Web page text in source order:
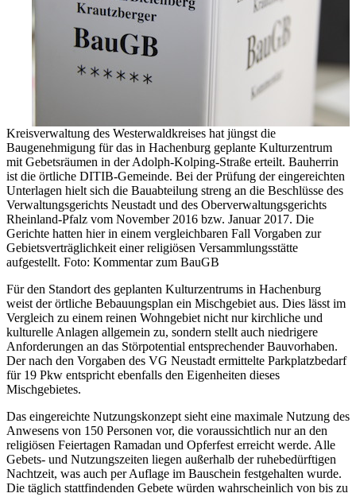
Kreisverwaltung des Westerwaldkreises hat jüngst die
Baugenehmigung für das in Hachenburg geplante Kulturzentrum
mit Gebetsräumen in der Adolph-Kolping-Straße erteilt. Bauherrin
ist die örtliche DITIB-Gemeinde. Bei der Prüfung der eingereichten
Unterlagen hielt sich die Bauabteilung streng an die Beschlüsse des
Verwaltungsgerichts Neustadt und des Oberverwaltungsgerichts
Rheinland-Pfalz vom November 2016 bzw. Januar 2017. Die
Gerichte hatten hier in einem vergleichbaren Fall Vorgaben zur
Gebietsverträglichkeit einer religiösen Versammlungsstätte
aufgestellt. Foto: Kommentar zum BauGB
Für den Standort des geplanten Kulturzentrums in Hachenburg
weist der örtliche Bebauungsplan ein Mischgebiet aus. Dies lässt im
Vergleich zu einem reinen Wohngebiet nicht nur kirchliche und
kulturelle Anlagen allgemein zu, sondern stellt auch niedrigere
Anforderungen an das Störpotential entsprechender Bauvorhaben.
Der nach den Vorgaben des VG Neustadt ermittelte Parkplatzbedarf
für 19 Pkw entspricht ebenfalls den Eigenheiten dieses
Mischgebietes.
Das eingereichte Nutzungskonzept sieht eine maximale Nutzung des
Anwesens von 150 Personen vor, die voraussichtlich nur an den
religiösen Feiertagen Ramadan und Opferfest erreicht werde. Alle
Gebets- und Nutzungszeiten liegen außerhalb der ruhebedürftigen
Nachtzeit, was auch per Auflage im Bauschein festgehalten wurde.
Die täglich stattfindenden Gebete würden wahrscheinlich von bis zu